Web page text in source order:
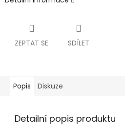
ZEPTAT SE SDÍLET
Popis Diskuze
Detailní popis produktu